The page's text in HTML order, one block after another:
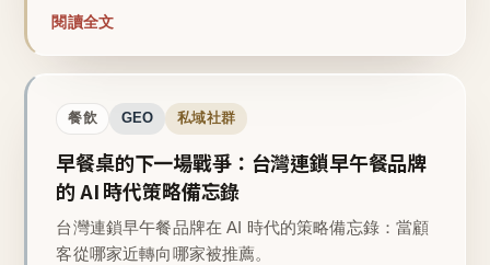
閱讀全文
餐飲 GEO 私域社群
早餐桌的下一場戰爭：台灣連鎖早午餐品牌
的 AI 時代策略備忘錄
台灣連鎖早午餐品牌在 AI 時代的策略備忘錄：當顧
客從哪家近轉向哪家被推薦。